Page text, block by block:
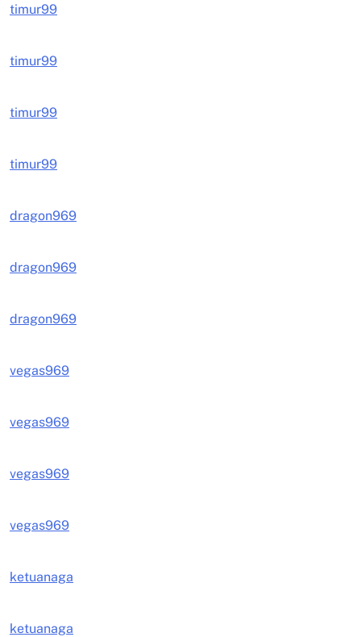
timur99
timur99
timur99
timur99
dragon969
dragon969
dragon969
vegas969
vegas969
vegas969
vegas969
ketuanaga
ketuanaga